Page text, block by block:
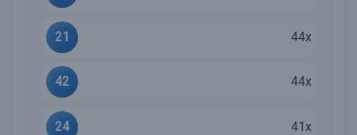
21 44x
42 44x
24 41x